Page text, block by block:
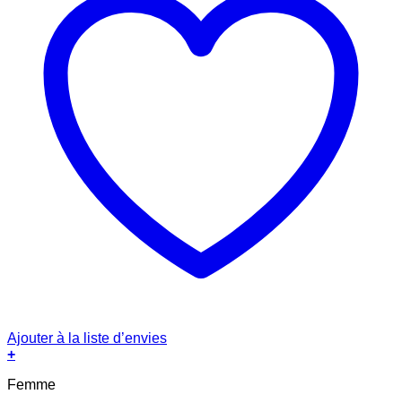
Ajouter à la liste d’envies
+
Femme